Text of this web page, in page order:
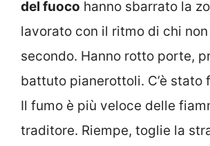
del fuoco hanno sbarrato la
lavorato con il ritmo di chi
secondo. Hanno rotto porte,
battuto pianerottoli. C’è stato
Il fumo è più veloce delle
traditore. Riempe, toglie la